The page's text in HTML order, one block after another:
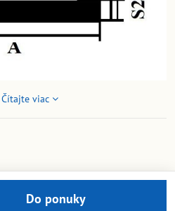
Čítajte viac
Do ponuky